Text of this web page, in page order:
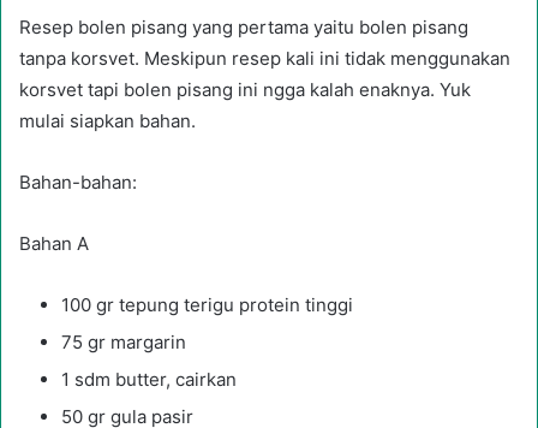
Resep bolen pisang yang pertama yaitu bolen pisang
tanpa korsvet. Meskipun resep kali ini tidak menggunakan
korsvet tapi bolen pisang ini ngga kalah enaknya. Yuk
mulai siapkan bahan.
Bahan-bahan:
Bahan A
100 gr tepung terigu protein tinggi
75 gr margarin
1 sdm butter, cairkan
50 gr gula pasir